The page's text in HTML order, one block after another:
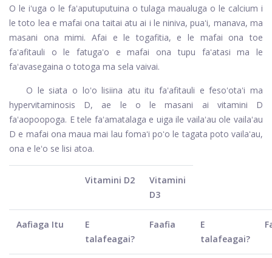
O le iʻuga o le faʻaputuputuina o tulaga maualuga o le calcium i
le toto lea e mafai ona taitai atu ai i le niniva, puaʻi, manava, ma
masani ona mimi. Afai e le togafitia, e le mafai ona toe
faʻafitauli o le fatugaʻo e mafai ona tupu faʻatasi ma le
faʻavasegaina o totoga ma sela vaivai.
O le siata o loʻo lisiina atu itu faʻafitauli e fesoʻotaʻi ma
hypervitaminosis D, ae le o le masani ai vitamini D
faʻaopoopoga. E tele faʻamatalaga e uiga ile vailaʻau ole vailaʻau
D e mafai ona maua mai lau fomaʻi poʻo le tagata poto vailaʻau,
ona e leʻo se lisi atoa.
Vitamini D2
Vitamini
D3
Aafiaga Itu
E
talafeagai?
Faafia
E
talafeagai?